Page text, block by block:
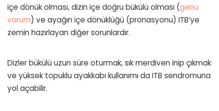
içe dönük olması, dizin içe doğru bükülü olması (genu
varum) ve ayağın içe dönüklüğü (pronasyonu) ITB’ye
zemin hazırlayan diğer sorunlardır.
Dizler bükülü uzun süre oturmak, sık merdiven inip çıkmak
ve yüksek topuklu ayakkabı kullanımı da ITB sendromuna
yol açabilir.